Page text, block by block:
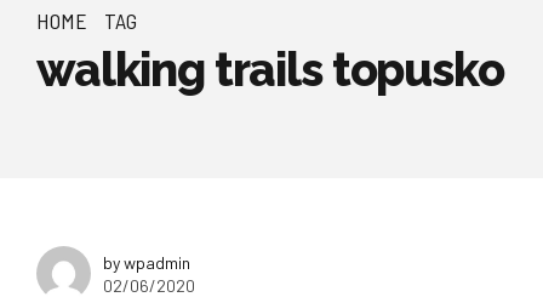
HOME TAG
walking trails topusko
by wpadmin
02/06/2020